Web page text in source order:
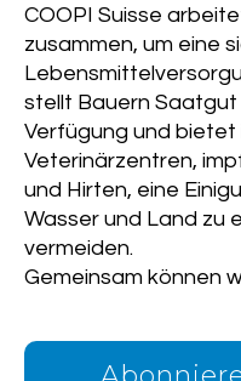
COOPI Suisse
zusammen, um eine
stellt Bauern
Verfügung und bietet
Veterinärzentren,
und Hirten, eine
Wasser und Land zu
vermeiden.
Gemeinsam können